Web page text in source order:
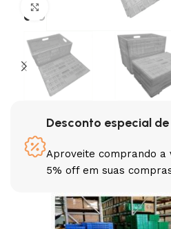
Clique para ampliar
Desconto especial de
Aproveite comprando a
5% off em suas